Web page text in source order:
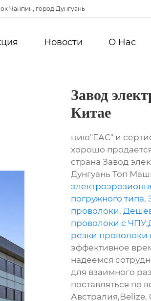
Чанпин, город Дунгуань
Новости О Hас
Завод
Китае
цию"ЕАС" и
хорошо
страна Завод
Дунгуань Топ
погружного типа,
проволоки,
проволоки с ЧПУ,
резки проволоки
эффективное
надеемся
для взаимного
поставляться по
Австралия,Belize,